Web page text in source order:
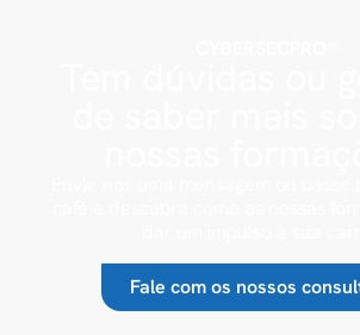
Fale com os nossos